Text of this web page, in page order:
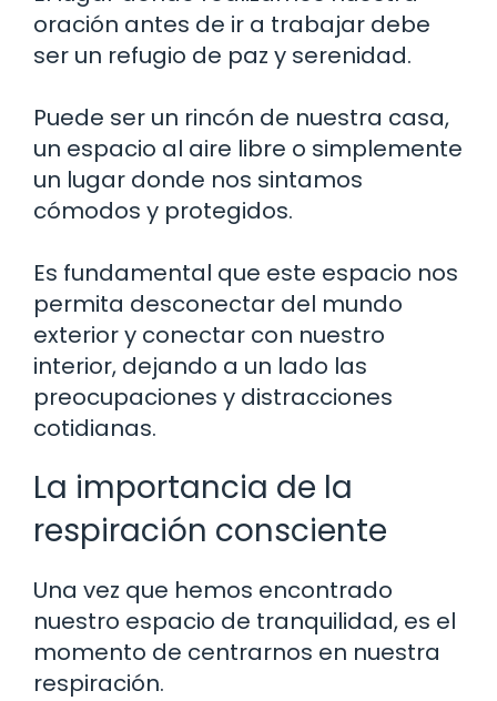
oración antes de ir a trabajar debe
ser un refugio de paz y serenidad.
Puede ser un rincón de nuestra casa,
un espacio al aire libre o simplemente
un lugar donde nos sintamos
cómodos y protegidos.
Es fundamental que este espacio nos
permita desconectar del mundo
exterior y conectar con nuestro
interior, dejando a un lado las
preocupaciones y distracciones
cotidianas.
La importancia de la
respiración consciente
Una vez que hemos encontrado
nuestro espacio de tranquilidad, es el
momento de centrarnos en nuestra
respiración.